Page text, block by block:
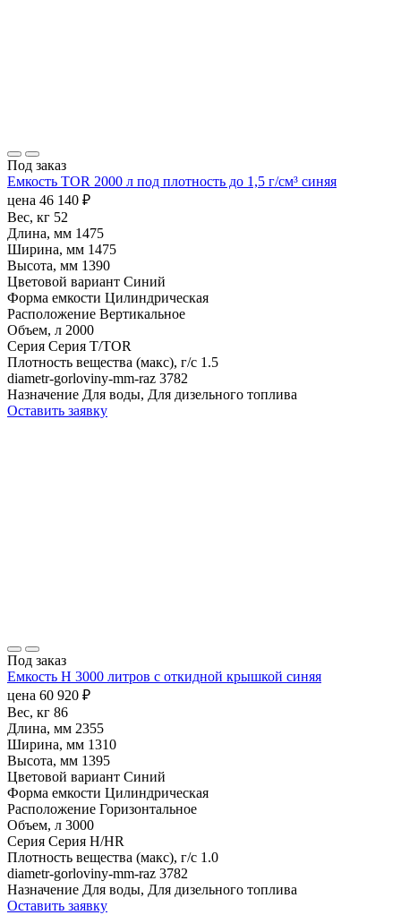
Под заказ
Емкость TOR 2000 л под плотность до 1,5 г/см³ синяя
цена 46 140 ₽
Вес, кг 52
Длина, мм 1475
Ширина, мм 1475
Высота, мм 1390
Цветовой вариант Синий
Форма емкости Цилиндрическая
Расположение Вертикальное
Объем, л 2000
Серия Серия T/TOR
Плотность вещества (макс), г/с 1.5
diametr-gorloviny-mm-raz 3782
Назначение Для воды, Для дизельного топлива
Оставить заявку
Под заказ
Емкость H 3000 литров с откидной крышкой синяя
цена 60 920 ₽
Вес, кг 86
Длина, мм 2355
Ширина, мм 1310
Высота, мм 1395
Цветовой вариант Синий
Форма емкости Цилиндрическая
Расположение Горизонтальное
Объем, л 3000
Серия Серия H/HR
Плотность вещества (макс), г/с 1.0
diametr-gorloviny-mm-raz 3782
Назначение Для воды, Для дизельного топлива
Оставить заявку